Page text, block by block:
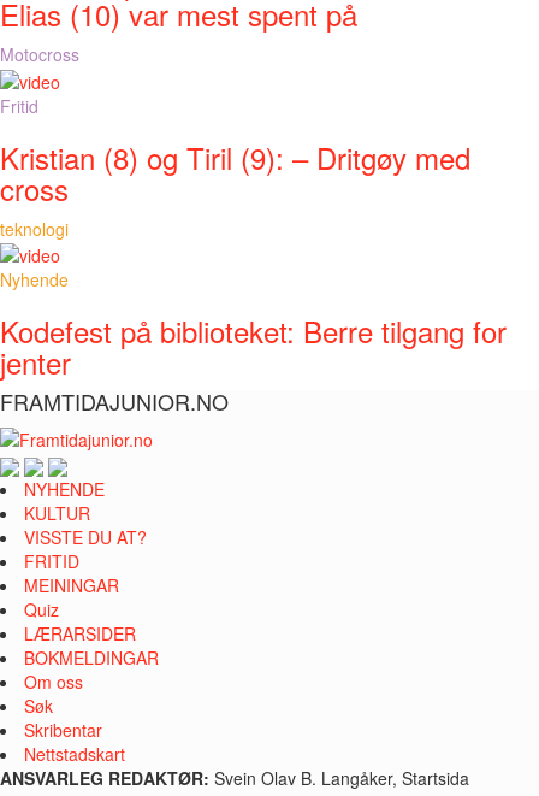
Elias (10) var mest spent på
Motocross
Fritid
Kristian (8) og Tiril (9): – Dritgøy med
cross
teknologi
Nyhende
Kodefest på biblioteket: Berre tilgang for
jenter
FRAMTIDAJUNIOR.NO
NYHENDE
KULTUR
VISSTE DU AT?
FRITID
MEININGAR
Quiz
LÆRARSIDER
BOKMELDINGAR
Om oss
Søk
Skribentar
Nettstadskart
ANSVARLEG REDAKTØR: Svein Olav B. Langåker, Startsida